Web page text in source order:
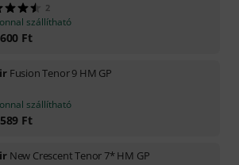
2
szállítható
Ft
Fusion Tenor 9 HM GP
szállítható
Ft
New Crescent Tenor 7* HM GP